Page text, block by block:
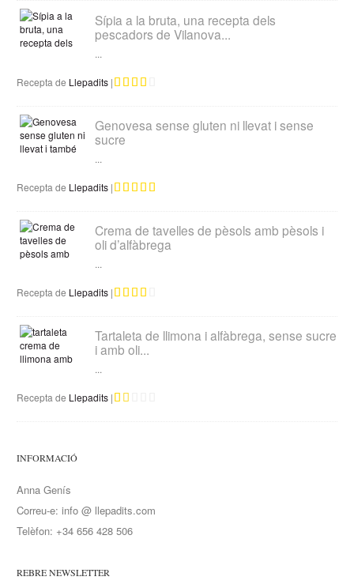
Sípia a la bruta, una recepta dels
pescadors de Vilanova...
...
Recepta de Llepadits |
Genovesa sense gluten ni llevat i sense
sucre
...
Recepta de Llepadits |
Crema de tavelles de pèsols amb pèsols i
oli d’alfàbrega
...
Recepta de Llepadits |
Tartaleta de llimona i alfàbrega, sense sucre
i amb oli...
...
Recepta de Llepadits |
INFORMACIÓ
Anna Genís
Correu-e: info @ llepadits.com
Telèfon: +34 656 428 506
REBRE NEWSLETTER